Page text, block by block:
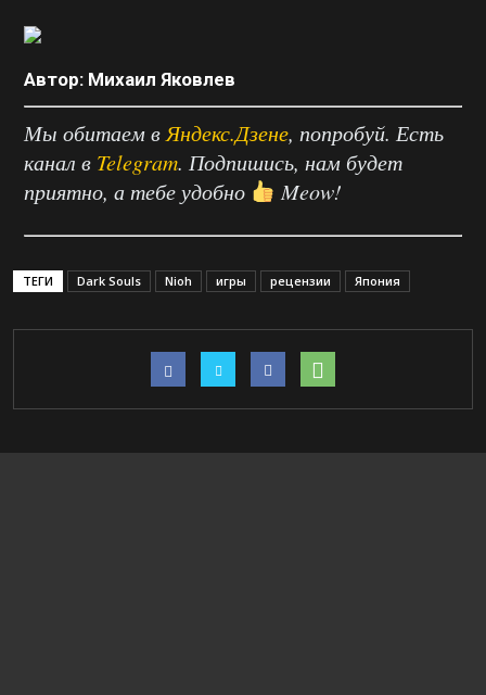
Автор: Михаил Яковлев
Мы обитаем в Яндекс.Дзене, попробуй. Есть
канал в Telegram. Подпишись, нам будет
приятно, а тебе удобно
Meow!
ТЕГИ Dark Souls Nioh игры рецензии Япония